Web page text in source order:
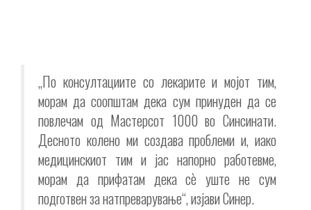
„По консултациите со лекарите и мојот тим,
морам да соопштам дека сум принуден да се
повлечам од Мастерсот 1000 во Синсинати.
Десното колено ми создава проблеми и, иако
медицинскиот тим и јас напорно работевме,
морам да прифатам дека сè уште не сум
подготвен за натпреварување“, изјави Синер.